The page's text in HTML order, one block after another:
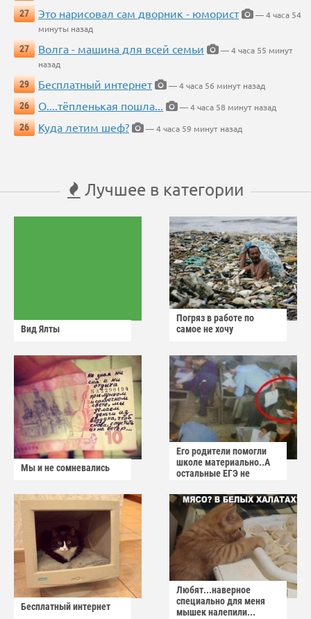
27
Это нарисовал сам дворник - юморист
— 4 часа 54
минуты назад
27
Волга - машина для всей семьи
— 4 часа 55 минут
назад
29
Бесплатный интернет
— 4 часа 56 минут назад
26
О....тёпленькая пошла...
— 4 часа 58 минут назад
26
Куда летим шеф? — 4 часа 59 минут назад
Лучшее в категории
Вид Ялты
Погряз в работе по
самое не хочу
Мы и не сомневались
Его родители помогли
школе материально..А
остальные ЕГЭ не
Бесплатный интернет
Любят...наверное
специально для меня
мышек налепили...